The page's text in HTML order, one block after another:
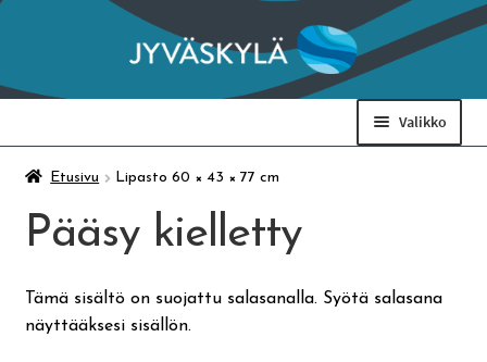
Siirry
navigointiin
Siirry
sisältöön
Valikko
Taidemuseo & Ratamo
Suomen käsityön museo
Skeittihalli
Etusivu Lipasto 60 × 43 × 77 cm
Pääsy kielletty
Tämä sisältö on suojattu salasanalla. Syötä salasana
näyttääksesi sisällön.